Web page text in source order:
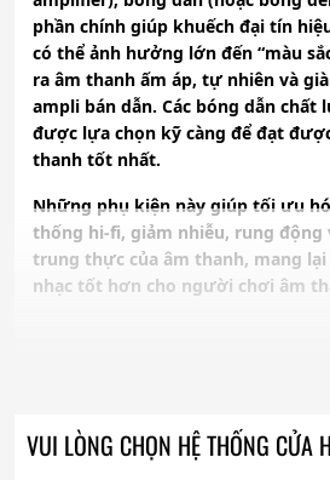
phần chính giúp khuếch đại tín
có thể ảnh hưởng lớn đến “màu
ra âm thanh ấm áp, tự nhiên và
ampli bán dẫn. Các bóng dẫn
được lựa chọn kỹ càng để đạt
thanh tốt nhất.
Những phụ kiện này giúp tối ưu
thống hi-fi, giảm nhiễu, rung động
trung thực của âm thanh, mang
nhạc tốt hơn cho người chơi âm
VUI LÒNG CHỌN HỆ THỐNG CỬA